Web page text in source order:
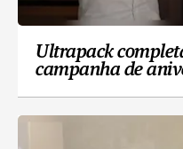
Ultrapack
campanha de